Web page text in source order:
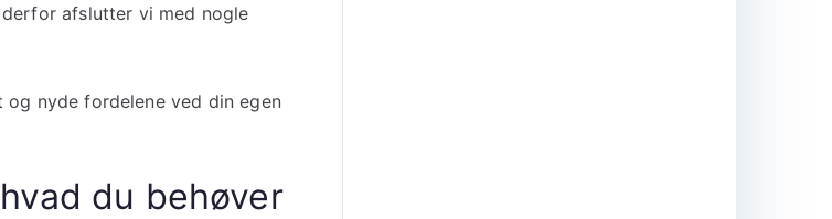
afslutter vi med nogle
nyde fordelene ved din egen
du behøver